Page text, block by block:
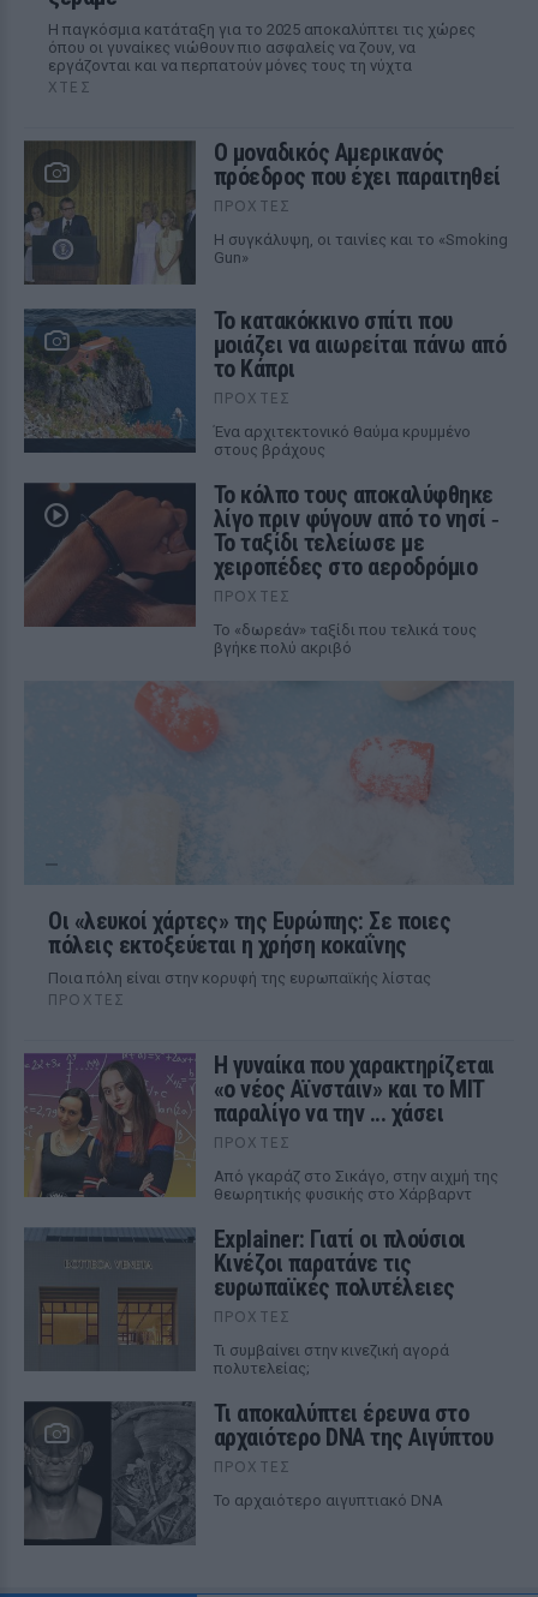
Η παγκόσμια κατάταξη για το 2025 αποκαλύπτει τις χώρες
όπου οι γυναίκες νιώθουν πιο ασφαλείς να ζουν, να
εργάζονται και να περπατούν μόνες τους τη νύχτα
ΧΤΕΣ
Ο μοναδικός Αμερικανός
πρόεδρος που έχει παραιτηθεί
ΠΡΟΧΤΈΣ
Η συγκάλυψη, οι ταινίες και το «Smoking
Gun»
Το κατακόκκινο σπίτι που
μοιάζει να αιωρείται πάνω από
το Κάπρι
ΠΡΟΧΤΈΣ
Ένα αρχιτεκτονικό θαύμα κρυμμένο
στους βράχους
Το κόλπο τους αποκαλύφθηκε
λίγο πριν φύγουν από το νησί ‑
Το ταξίδι τελείωσε με
χειροπέδες στο αεροδρόμιο
ΠΡΟΧΤΈΣ
Το «δωρεάν» ταξίδι που τελικά τους
βγήκε πολύ ακριβό
Οι «λευκοί χάρτες» της Ευρώπης: Σε ποιες
πόλεις εκτοξεύεται η χρήση κοκαΐνης
Ποια πόλη είναι στην κορυφή της ευρωπαϊκής λίστας
ΠΡΟΧΤΈΣ
Η γυναίκα που χαρακτηρίζεται
«ο νέος Αϊνστάιν» και το MIT
παραλίγο να την ... χάσει
ΠΡΟΧΤΈΣ
Από γκαράζ στο Σικάγο, στην αιχμή της
θεωρητικής φυσικής στο Χάρβαρντ
Explainer: Γιατί οι πλούσιοι
Κινέζοι παρατάνε τις
ευρωπαϊκές πολυτέλειες
ΠΡΟΧΤΈΣ
Τι συμβαίνει στην κινεζική αγορά
πολυτελείας;
Τι αποκαλύπτει έρευνα στο
αρχαιότερο DNA της Αιγύπτου
ΠΡΟΧΤΈΣ
Το αρχαιότερο αιγυπτιακό DNA